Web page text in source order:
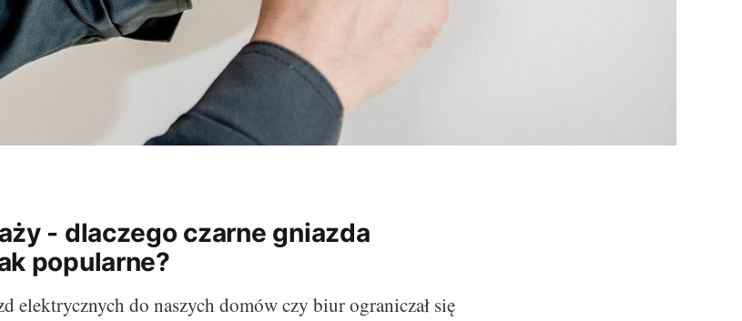
- dlaczego czarne gniazda
popularne?
elektrycznych do naszych domów czy biur ograniczał się